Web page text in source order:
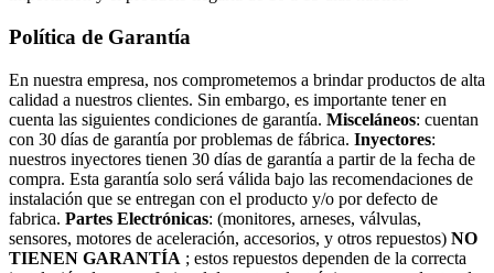
Política de Garantía
En nuestra empresa, nos comprometemos a brindar productos de alta
calidad a nuestros clientes. Sin embargo, es importante tener en
cuenta las siguientes condiciones de garantía. Misceláneos: cuentan
con 30 días de garantía por problemas de fábrica. Inyectores:
nuestros inyectores tienen 30 días de garantía a partir de la fecha de
compra. Esta garantía solo será válida bajo las recomendaciones de
instalación que se entregan con el producto y/o por defecto de
fabrica. Partes Electrónicas: (monitores, arneses, válvulas,
sensores, motores de aceleración, accesorios, y otros repuestos) NO
TIENEN GARANTÍA ; estos repuestos dependen de la correcta